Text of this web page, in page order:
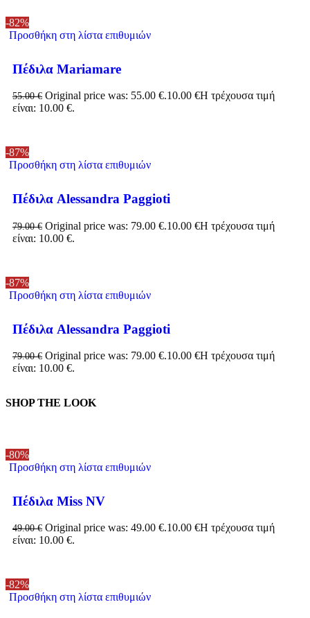
-82%
Προσθήκη στη λίστα επιθυμιών
Πέδιλα Mariamare
55.00€ Original price was: 55.00 €.10.00 €Η τρέχουσα τιμή
είναι: 10.00 €.
-87%
Προσθήκη στη λίστα επιθυμιών
Πέδιλα Alessandra Paggioti
79.00€ Original price was: 79.00 €.10.00 €Η τρέχουσα τιμή
είναι: 10.00 €.
-87%
Προσθήκη στη λίστα επιθυμιών
Πέδιλα Alessandra Paggioti
79.00€ Original price was: 79.00 €.10.00 €Η τρέχουσα τιμή
είναι: 10.00 €.
SHOP THE LOOK
-80%
Προσθήκη στη λίστα επιθυμιών
Πέδιλα Miss NV
49.00€ Original price was: 49.00 €.10.00 €Η τρέχουσα τιμή
είναι: 10.00 €.
-82%
Προσθήκη στη λίστα επιθυμιών